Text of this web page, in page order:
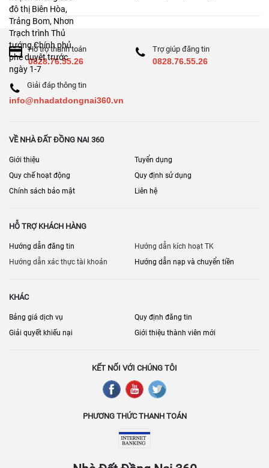
Hỗ trợ thanh toán
0828.76.55.26
Trợ giúp đăng tin
0828.76.55.26
Giải đáp thông tin
info@nhadatdongnai360.vn
VỀ NHÀ ĐẤT ĐỒNG NAI 360
Giới thiệu
Tuyển dụng
Quy chế hoạt động
Quy định sử dụng
Chính sách bảo mật
Liên hệ
HỖ TRỢ KHÁCH HÀNG
Hướng dẫn đăng tin
Hướng dẫn kích hoạt TK
Hướng dẫn xác thực tài khoản
Hướng dẫn nạp và chuyển tiền
KHÁC
Bảng giá dịch vụ
Quy định đăng tin
Giải quyết khiếu nại
Giới thiệu thành viên mới
KẾT NỐI VỚI CHÚNG TÔI
PHƯƠNG THỨC THANH TOÁN